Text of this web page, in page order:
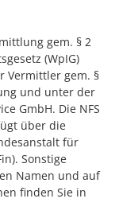
gem. § 2
(WpIG)
Vermittler gem. §
und unter der
GmbH. Die NFS
über die
für
Sonstige
Namen und auf
finden Sie in